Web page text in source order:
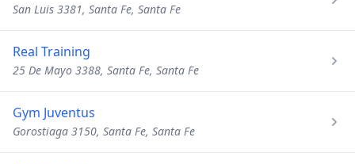
San Luis 3381, Santa Fe, Santa Fe
Real Training
25 De Mayo 3388, Santa Fe, Santa Fe
Gym Juventus
Gorostiaga 3150, Santa Fe, Santa Fe